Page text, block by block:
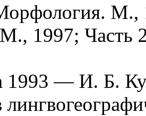
М.,
1997; Часть
1993 — И. Б.